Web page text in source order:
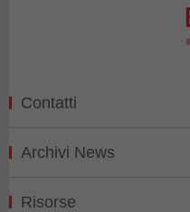
Contatti
Archivi News
Risorse